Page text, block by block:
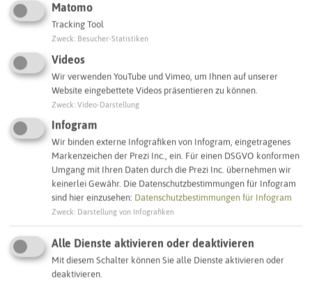
Adresse:
Sirene Gartenstraße
Gartenstraße 56
45699 Herten
Interaktive Karte
SCHLAGWORTE
So ordnen wir dieses Objekt ein
Sirenenstandorte Herten
Matomo
Tracking Tool
Zweck Besucher-Statistiken
Videos
Wir verwenden YouTube und Vimeo, um Ihnen auf unserer
Website eingebettete Videos präsentieren zu können.
Zweck Video-Darstellung
Infogram
Wir binden externe Infografiken von Infogram, eingetragenes
Markenzeichen der Prezi Inc., ein. Für einen DSGVO konformen
Umgang mit Ihren Daten durch die Prezi Inc. übernehmen wir
keinerlei Gewähr. Die Datenschutzbestimmungen für Infogram
sind hier einzusehen: Datenschutzbestimmungen für Infogram
Zweck Darstellung von Infografiken
Alle Dienste aktivieren oder deaktivieren
Mit diesem Schalter können Sie alle Dienste aktivieren oder
deaktivieren.